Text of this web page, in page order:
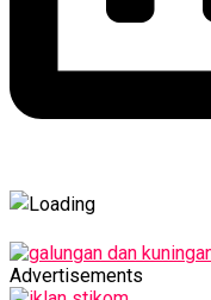
Advertisements